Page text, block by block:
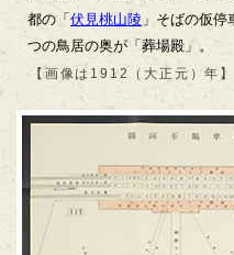
都の「伏見桃山陵 」そばの仮
つの鳥居の奥が「葬場殿」。
【画像は1912（大正元）年】